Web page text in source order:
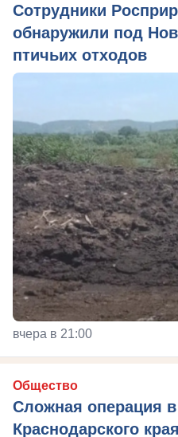
Сотрудники
обнаружили под
птичьих отходов
вчера в 21:00
Общество
Сложная операция в
Краснодарского